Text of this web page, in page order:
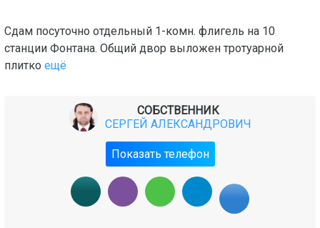
Сдам посуточно отдельный 1-комн. флигель на 10
станции Фонтана. Общий двор выложен тротуарной
плитко ещё
СОБСТВЕННИК
СЕРГЕЙ АЛЕКСАНДРОВИЧ
Показать телефон